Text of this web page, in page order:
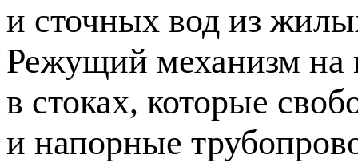
и сточных вод из
Режущий механизм на
в стоках, которые
и напорные